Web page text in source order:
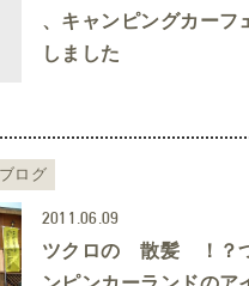
、キャンピングカー
しました
ログ
2011.06.09
ツクロの 散髪 ！？